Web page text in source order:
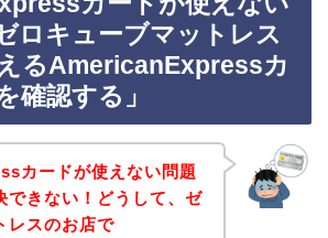
ロキューブマットレス
るAmericanExpressカ
確認する」
カードが使えない問題
できない！どうして、ゼ
レスのお店で